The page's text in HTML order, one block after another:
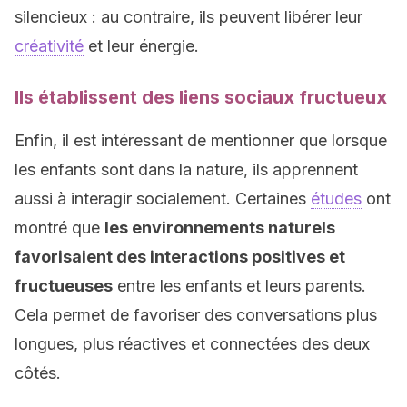
silencieux : au contraire, ils peuvent libérer leur
créativité et leur énergie.
Ils établissent des liens sociaux fructueux
Enfin, il est intéressant de mentionner que lorsque
les enfants sont dans la nature, ils apprennent
aussi à interagir socialement. Certaines études ont
montré que les environnements naturels
favorisaient des interactions positives et
fructueuses entre les enfants et leurs parents.
Cela permet de favoriser des conversations plus
longues, plus réactives et connectées des deux
côtés.